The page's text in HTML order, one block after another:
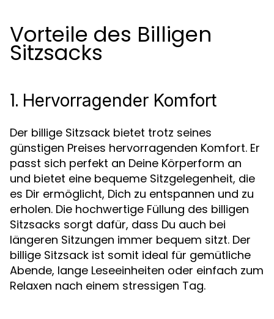
Vorteile des Billigen
Sitzsacks
1. Hervorragender Komfort
Der billige Sitzsack bietet trotz seines
günstigen Preises hervorragenden Komfort. Er
passt sich perfekt an Deine Körperform an
und bietet eine bequeme Sitzgelegenheit, die
es Dir ermöglicht, Dich zu entspannen und zu
erholen. Die hochwertige Füllung des billigen
Sitzsacks sorgt dafür, dass Du auch bei
längeren Sitzungen immer bequem sitzt. Der
billige Sitzsack ist somit ideal für gemütliche
Abende, lange Leseeinheiten oder einfach zum
Relaxen nach einem stressigen Tag.